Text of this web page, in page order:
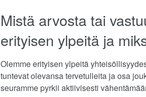
Mistä arvosta tai
erityisen ylpeitä ja
Olemme erityisen ylpeitä
tuntevat olevansa tervetulleita ja osa
seuramme pyrkii aktiivisesti